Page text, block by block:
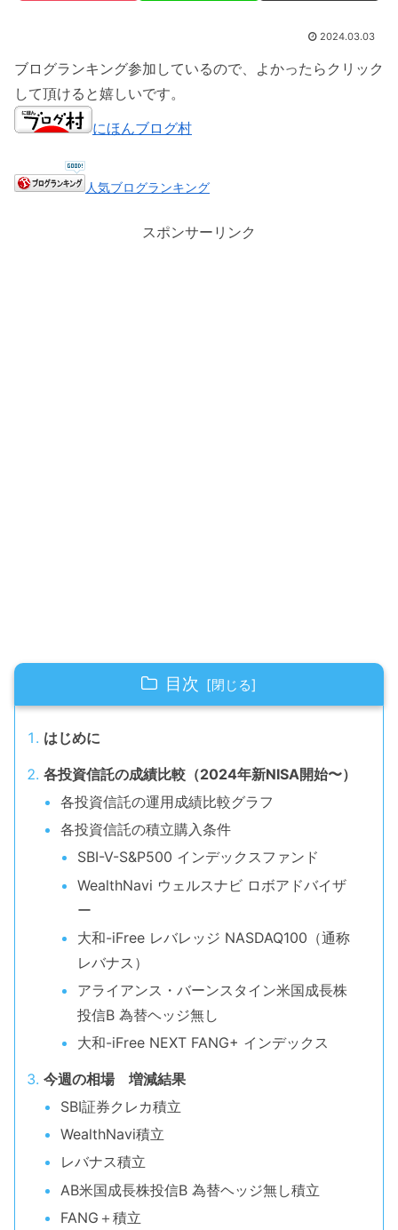
2024.03.03
ブログランキング参加しているので、よかったらクリック
して頂けると嬉しいです。
にほんブログ村
人気ブログランキング
スポンサーリンク
目次
はじめに
各投資信託の成績比較（2024年新NISA開始〜）
各投資信託の運用成績比較グラフ
各投資信託の積立購入条件
SBI-V-S&P500 インデックスファンド
WealthNavi ウェルスナビ ロボアドバイザ
ー
大和-iFree レバレッジ NASDAQ100（通称
レバナス）
アライアンス・バーンスタイン米国成長株
投信B 為替ヘッジ無し
大和-iFree NEXT FANG+ インデックス
今週の相場 増減結果
SBI証券クレカ積立
WealthNavi積立
レバナス積立
AB米国成長株投信B 為替ヘッジ無し積立
FANG＋積立